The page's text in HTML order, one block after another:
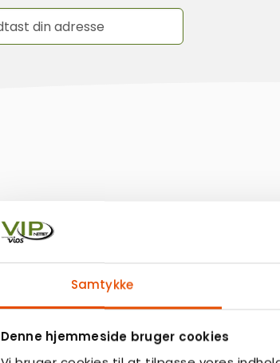
Samtykke
Denne hjemmeside bruger cookies